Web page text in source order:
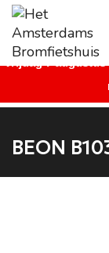
Beste bezoeker,
maandag 27 juli
BEON